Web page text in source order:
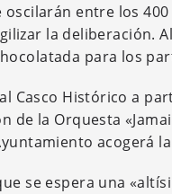
entre los
la deliberación.
para los
Casco Histórico a
de la Orquesta
acogerá
se espera una